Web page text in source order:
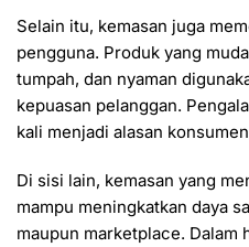
Selain itu, kemasan juga
pengguna. Produk yang
tumpah, dan nyaman
kepuasan pelanggan.
kali menjadi alasan
Di sisi lain, kemasan yang
mampu meningkatkan daya
maupun marketplace. Dalam